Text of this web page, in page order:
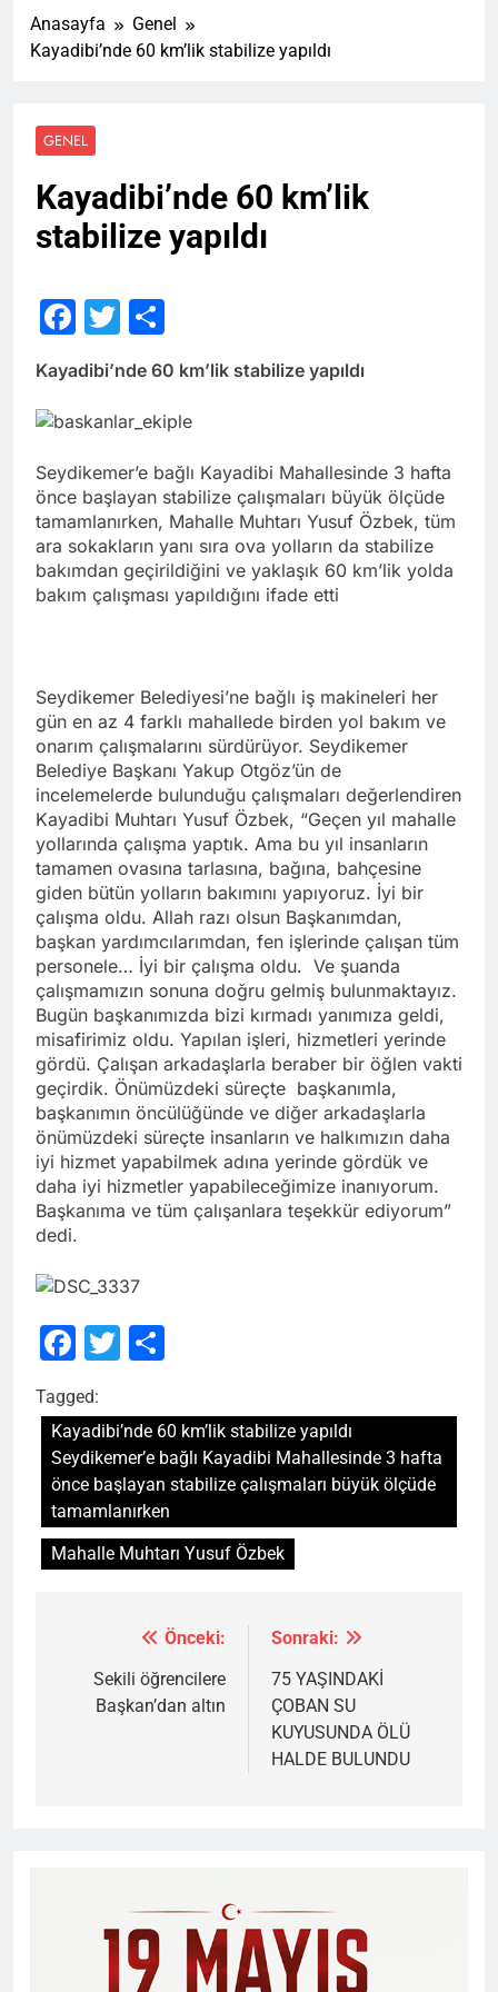
Anasayfa
Genel
Kayadibi’nde 60 km’lik stabilize yapıldı
GENEL
Kayadibi’nde 60 km’lik
stabilize yapıldı
Facebook
Twitter
Kayadibi’nde 60 km’lik stabilize yapıldı
Seydikemer’e bağlı Kayadibi Mahallesinde 3 hafta
önce başlayan stabilize çalışmaları büyük ölçüde
tamamlanırken, Mahalle Muhtarı Yusuf Özbek, tüm
ara sokakların yanı sıra ova yolların da stabilize
bakımdan geçirildiğini ve yaklaşık 60 km’lik yolda
bakım çalışması yapıldığını ifade etti
Seydikemer Belediyesi’ne bağlı iş makineleri her
gün en az 4 farklı mahallede birden yol bakım ve
onarım çalışmalarını sürdürüyor. Seydikemer
Belediye Başkanı Yakup Otgöz’ün de
incelemelerde bulunduğu çalışmaları değerlendiren
Kayadibi Muhtarı Yusuf Özbek, “Geçen yıl mahalle
yollarında çalışma yaptık. Ama bu yıl insanların
tamamen ovasına tarlasına, bağına, bahçesine
giden bütün yolların bakımını yapıyoruz. İyi bir
çalışma oldu. Allah razı olsun Başkanımdan,
başkan yardımcılarımdan, fen işlerinde çalışan tüm
personele… İyi bir çalışma oldu. Ve şuanda
çalışmamızın sonuna doğru gelmiş bulunmaktayız.
Bugün başkanımızda bizi kırmadı yanımıza geldi,
misafirimiz oldu. Yapılan işleri, hizmetleri yerinde
gördü. Çalışan arkadaşlarla beraber bir öğlen vakti
geçirdik. Önümüzdeki süreçte başkanımla,
başkanımın öncülüğünde ve diğer arkadaşlarla
önümüzdeki süreçte insanların ve halkımızın daha
iyi hizmet yapabilmek adına yerinde gördük ve
daha iyi hizmetler yapabileceğimize inanıyorum.
Başkanıma ve tüm çalışanlara teşekkür ediyorum”
dedi.
Facebook
Twitter
Tagged:
Kayadibi’nde 60 km’lik stabilize yapıldı
Seydikemer’e bağlı Kayadibi Mahallesinde 3 hafta
önce başlayan stabilize çalışmaları büyük ölçüde
tamamlanırken
Mahalle Muhtarı Yusuf Özbek
gezinmesi
Önceki:
Sekili öğrencilere
Başkan’dan altın
Sonraki:
75 YAŞINDAKİ
ÇOBAN SU
KUYUSUNDA ÖLÜ
HALDE BULUNDU